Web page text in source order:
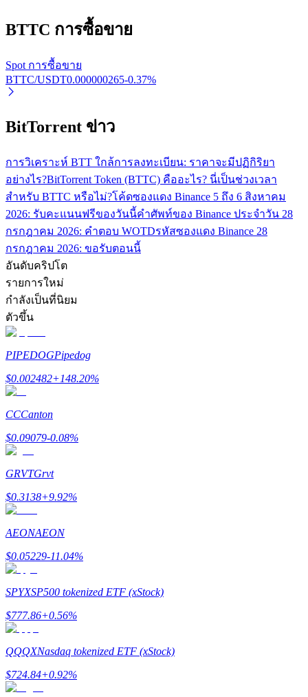
พันธมิตร Bitrue
มากถึง 65% คอมมิชชั่น!
BTC Welcome Rewards
Deposit & Trade BTC to Share 25000 USDT prize pool!
Deposit CASHCAT & Win
BTTC การซื้อขาย
Spot การซื้อขาย
BTTC/USDT0.000000265-0.37%
BitTorrent ข่าว
การวิเคราะห์ BTT ใกล้การลงทะเบียน: ราคาจะมีปฏิกิริยา
อย่างไร?BitTorrent Token (BTTC) คืออะไร? นี่เป็นช่วงเวลา
สำหรับ BTTC หรือไม่?โค้ดซองแดง Binance 5 ถึง 6 สิงหาคม
2026: รับคะแนนฟรีของวันนี้คำศัพท์ของ Binance ประจำวัน 28
กรกฎาคม 2026: คำตอบ WOTDรหัสซองแดง Binance 28
กรกฎาคม 2026: ขอรับตอนนี้
อันดับคริปโต
รายการใหม่
กำลังเป็นที่นิยม
ตัวขึ้น
PIPEDOGPipedog
$0.002482+148.20%
CCCanton
$0.09079-0.08%
GRVTGrvt
$0.3138+9.92%
AEONAEON
$0.05229-11.04%
SPYXSP500 tokenized ETF (xStock)
$777.86+0.56%
QQQXNasdaq tokenized ETF (xStock)
$724.84+0.92%